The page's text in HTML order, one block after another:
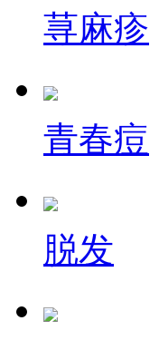
荨麻疹
青春痘
脱发